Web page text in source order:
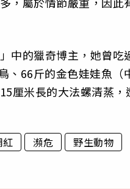
中的獵奇博主，她曾吃
、66斤的金色娃娃魚（
厘米長的大法螺清蒸
紅 瀕危 野生動物